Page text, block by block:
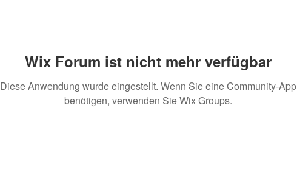
Wix Forum ist nicht mehr verfügbar
Diese Anwendung wurde eingestellt. Wenn Sie eine Community-App
benötigen, verwenden Sie Wix Groups.